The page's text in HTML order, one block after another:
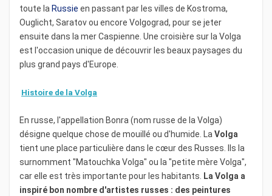
place, rendez-vous également au Bolchoï qui figure
comme l'une des scènes les plus connues et qui
présente un intérieur richement décoré. Enfin, vous
pourrez visiter le parc de la Victoire dédiée à celle de
1945 face aux troupes allemandes, où se trouve un
large parc boisé.
Votre croisièresur le fleuve dela Volgase fera à bord
de bateaux à taille humaine tels que le MS Kandinsky
Prestige ou le Lev Tolstoi pour vous permettre de
profiter du charme des paysages rencontrés.
Unecroisièresur les bords de laVolgavous mènera
toute la Russie en passant par les villes de Kostroma,
Ouglicht, Saratov ou encore Volgograd, pour se jeter
ensuite dans la mer Caspienne. Une croisière sur la Volga
est l'occasion unique de découvrir les beaux paysages du
plus grand pays d'Europe.
Histoire de la Volga
En russe, l'appellation Bonra (nom russe de la Volga)
désigne quelque chose de mouillé ou d'humide. La Volga
tient une place particulière dans le cœur des Russes. Ils la
surnomment "Matouchka Volga" ou la "petite mère Volga",
car elle est très importante pour les habitants. La Volga a
inspiré bon nombre d'artistes russes : des peintures